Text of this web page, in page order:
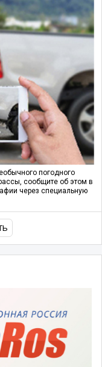
погодного
сообщите об этом в
через специальную